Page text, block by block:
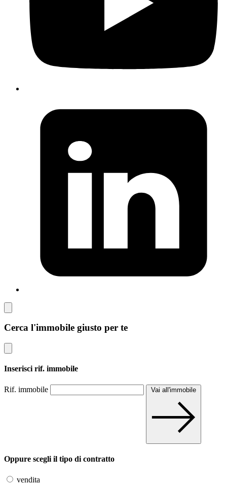
Cerca l'immobile giusto per te
Inserisci rif. immobile
Rif. immobile Vai all'immobile
Oppure scegli il tipo di contratto
vendita